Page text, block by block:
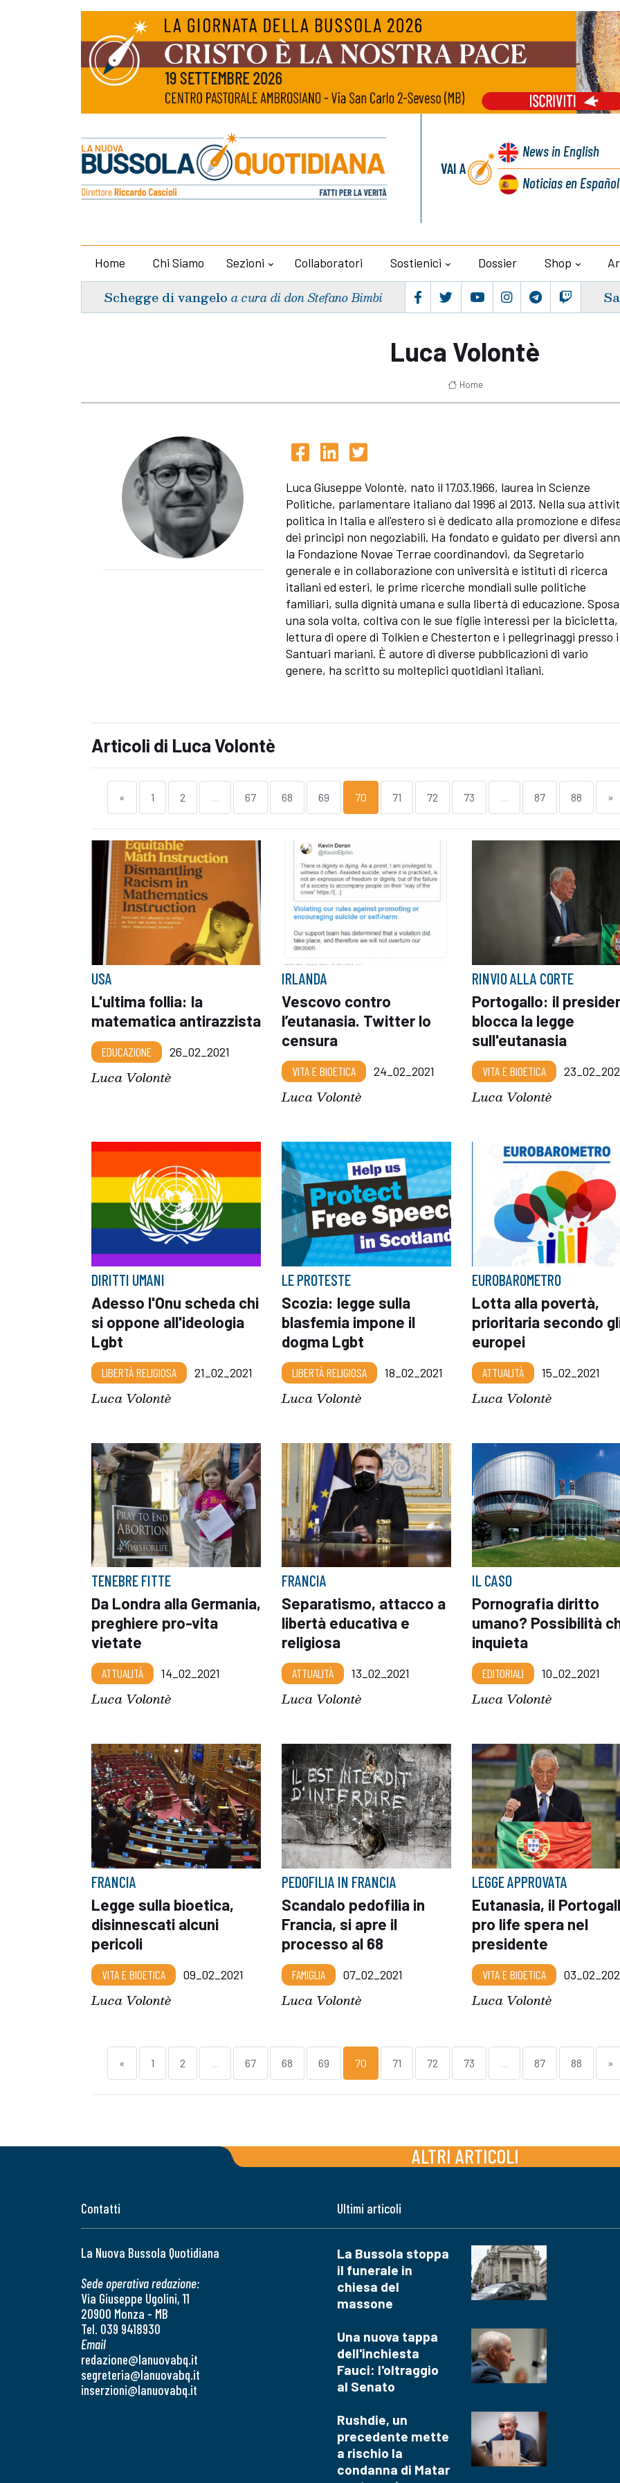
VAI A
Newsin English
Noticiasen Español
Home Chi Siamo Sezioni Collaboratori Sostienici Dossier Shop
Schegge di vangelo a cura di don Stefano Bimbi
Luca Volontè
Home
Luca Giuseppe Volontè, nato il 17.03.1966, laurea in Scienze
Politiche, parlamentare italiano dal 1996 al 2013. Nella sua
politica in Italia e all'estero si è dedicato alla promozione e
dei principi non negoziabili. Ha fondato e guidato per diversi
la Fondazione Novae Terrae coordinandovi, da Segretario
generale e in collaborazione con università e istituti di ricerca
italiani ed esteri, le prime ricerche mondiali sulle politiche
familiari, sulla dignità umana e sulla libertà di educazione.
una sola volta, coltiva con le sue figlie interessi per la bicicletta,
lettura di opere di Tolkien e Chesterton e i pellegrinaggi presso i
Santuari mariani. È autore di diverse pubblicazioni di vario
genere, ha scritto su molteplici quotidiani italiani.
Articoli di Luca Volontè
« 1 2 ... 67 68 69 70 71 72 73 ... 87 88 »
USA
L'ultima follia: la
matematica antirazzista
EDUCAZIONE 26_02_2021
Luca Volontè
IRLANDA
Vescovo contro
l’eutanasia. Twitter lo
censura
VITA E BIOETICA 24_02_2021
Luca Volontè
RINVIO ALLA CORTE
Portogallo: il
blocca la legge
sull'eutanasia
VITA E BIOETICA
Luca Volontè
DIRITTI UMANI
Adesso l'Onu scheda chi
si oppone all'ideologia
Lgbt
LIBERTÀ RELIGIOSA 21_02_2021
Luca Volontè
LE PROTESTE
Scozia: legge sulla
blasfemia impone il
dogma Lgbt
LIBERTÀ RELIGIOSA 18_02_2021
Luca Volontè
EUROBAROMETRO
Lotta alla povertà,
prioritaria secondo
europei
ATTUALITÀ 15_02_2021
Luca Volontè
TENEBRE FITTE
Da Londra alla Germania,
preghiere pro-vita
vietate
ATTUALITÀ 14_02_2021
Luca Volontè
FRANCIA
Separatismo, attacco a
libertà educativa e
religiosa
ATTUALITÀ 13_02_2021
Luca Volontè
IL CASO
Pornografia diritto
umano? Possibilità
inquieta
EDITORIALI 10_02_2021
Luca Volontè
FRANCIA
Legge sulla bioetica,
disinnescati alcuni
pericoli
VITA E BIOETICA 09_02_2021
Luca Volontè
PEDOFILIA IN FRANCIA
Scandalo pedofilia in
Francia, si apre il
processo al 68
FAMIGLIA 07_02_2021
Luca Volontè
LEGGE APPROVATA
Eutanasia, il
pro life spera nel
presidente
VITA E BIOETICA
Luca Volontè
« 1 2 ... 67 68 69 70 71 72 73 ... 87 88 »
ALTRI ARTICOLI
Contatti
La Nuova Bussola Quotidiana
Sede operativa redazione:
Via Giuseppe Ugolini, 11
20900 Monza - MB
Tel. 039 9418930
Email
redazione@lanuovabq.it
segreteria@lanuovabq.it
inserzioni@lanuovabq.it
Ultimi articoli
La Bussola stoppa
il funerale in
chiesa del
massone
Una nuova tappa
dell'inchiesta
Fauci: l'oltraggio
al Senato
Rushdie, un
precedente mette
a rischio la
condanna di Matar